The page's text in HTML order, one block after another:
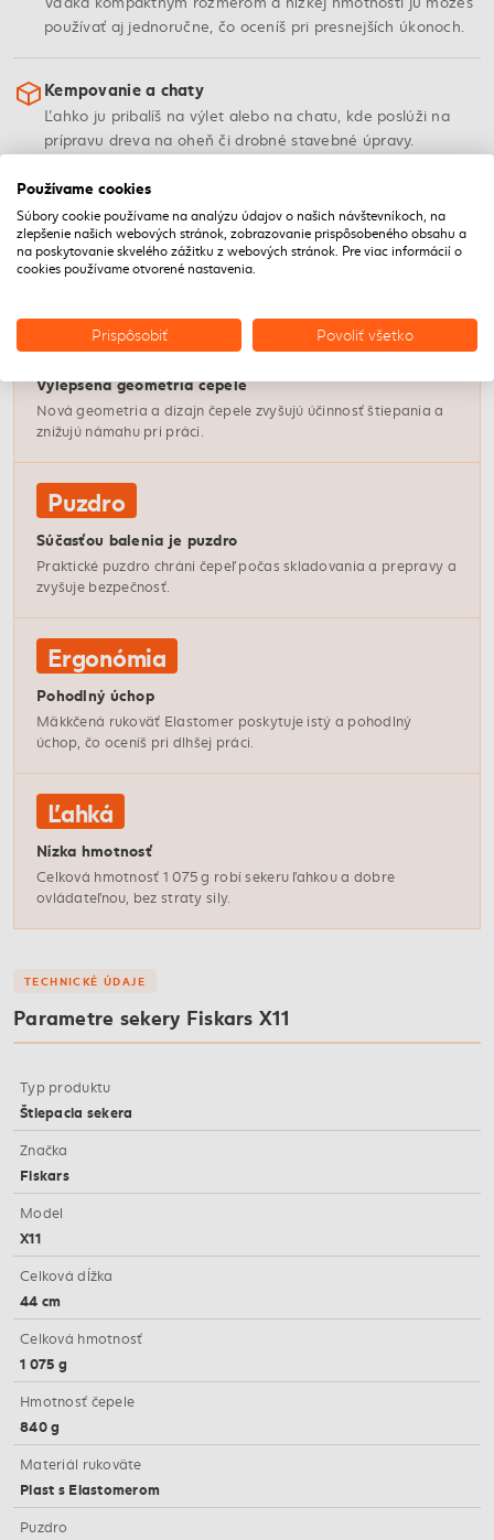
používať aj jednoručne, čo oceníš pri presnejších úkonoch.
Kempovanie a chaty
Ľahko ju pribalíš na výlet alebo na chatu, kde poslúži na
prípravu dreva na oheň či drobné stavebné úpravy.
VLASTNOSTI
Čo robí túto sekeru výnimočnou
Nový dizajn
Vylepšená geometria čepele
Nová geometria a dizajn čepele zvyšujú účinnosť štiepania a
znižujú námahu pri práci.
Puzdro
Súčasťou balenia je puzdro
Praktické puzdro chráni čepeľ počas skladovania a prepravy a
zvyšuje bezpečnosť.
Ergonómia
Pohodlný úchop
Mäkkčená rukoväť Elastomer poskytuje istý a pohodlný
úchop, čo oceníš pri dlhšej práci.
Ľahká
Nízka hmotnosť
Celková hmotnosť 1 075 g robí sekeru ľahkou a dobre
ovládateľnou, bez straty sily.
TECHNICKÉ ÚDAJE
Parametre sekery Fiskars X11
Typ produktu
Štiepacia sekera
Značka
Fiskars
Model
X11
Celková dĺžka
44 cm
Celková hmotnosť
1 075 g
Hmotnosť čepele
840 g
Materiál rukoväte
Plast s Elastomerom
Puzdro
Používame cookies
Súbory cookie používame na analýzu údajov o našich návštevníkoch, na
zlepšenie našich webových stránok, zobrazovanie prispôsobeného obsahu a
na poskytovanie skvelého zážitku z webových stránok. Pre viac informácií o
cookies používame otvorené nastavenia.
Prispôsobiť Povoliť všetko